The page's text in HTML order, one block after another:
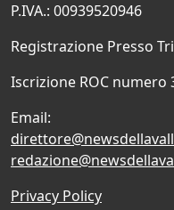
P.IVA.: 00939520946
Registrazione Presso
Iscrizione ROC numero
Email:
Privacy Policy